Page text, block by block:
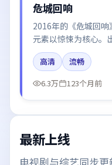
危城回响
2016年的《危城回
元素以惊悚为核心。
幂、朱一龙、河正宇
引发讨论。
高清
流畅
6.3万
123个月前
最新上线
电视剧与综艺同步